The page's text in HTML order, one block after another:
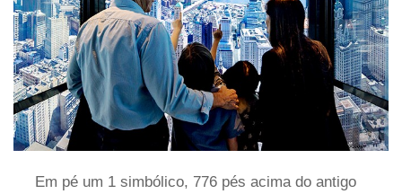
Em pé um 1 simbólico, 776 pés acima do antigo